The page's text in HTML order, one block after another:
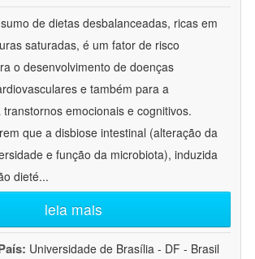
de dietas desbalanceadas, ricas em
saturadas, é um fator de risco
o desenvolvimento de doenças
e também para a
emocionais e cognitivos.
que a disbiose intestinal (alteração da
e função da microbiota), induzida
dieté...
leia mais
Universidade de Brasília - DF - Brasil